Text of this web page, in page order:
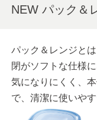
NEW パック＆
パック＆レンジと
閉がソフトな仕様
気になりにくく、
で、清潔に使いや